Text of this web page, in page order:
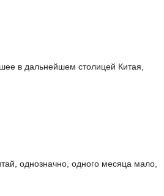
в дальнейшем столицей Китая,
однозначно, одного месяца мало,